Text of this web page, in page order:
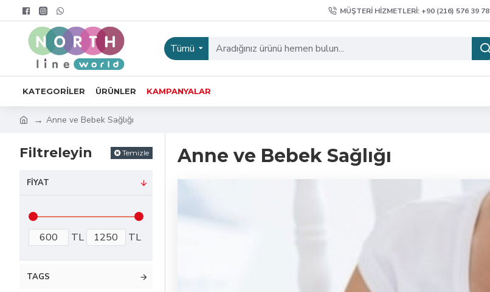
MÜŞTERI HIZMETLERI: +90 (216) 576 39 78
Tümü
KATEGORILER ÜRÜNLER KAMPANYALAR
Anne ve Bebek Sağlığı
Filtreleyin Temizle
FIYAT
TL TL
TAGS
Anne ve Bebek Sağlığı